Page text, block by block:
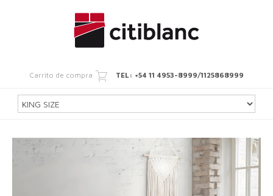
Carrito de compra TEL: +54 11 4953-8999/1125868999